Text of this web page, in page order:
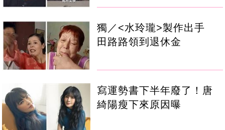
獨／<水玲瓏>製作出手
田路路領到退休金
寫運勢書下半年廢了！唐
綺陽瘦下來原因曝